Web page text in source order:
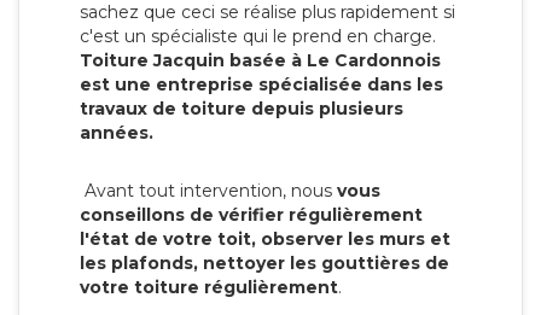
sachez que ceci se réalise plus rapidement si
c'est un spécialiste qui le prend en charge.
Toiture Jacquin basée à Le Cardonnois
est une entreprise spécialisée dans les
travaux de toiture depuis plusieurs
années.
Avant tout intervention, nous vous
conseillons de vérifier régulièrement
l'état de votre toit, observer les murs et
les plafonds, nettoyer les gouttières de
votre toiture régulièrement.